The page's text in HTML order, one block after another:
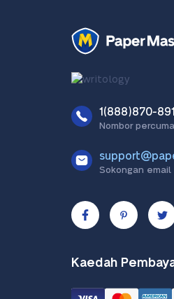
1(888)870-
Nombor percuma
Sokongan email
Kaedah